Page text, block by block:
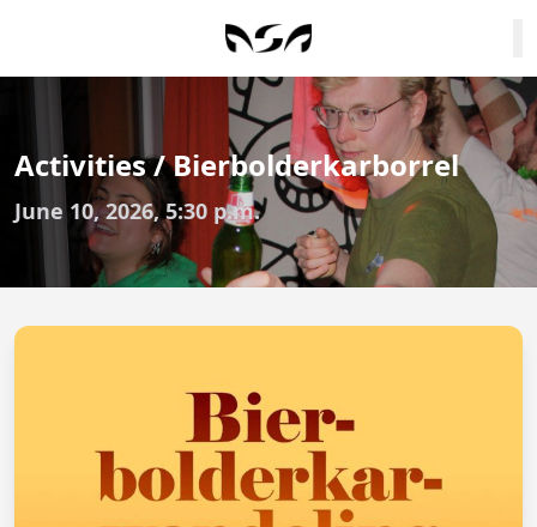
Activities / Bierbolderkarborrel
June 10, 2026, 5:30 p.m.